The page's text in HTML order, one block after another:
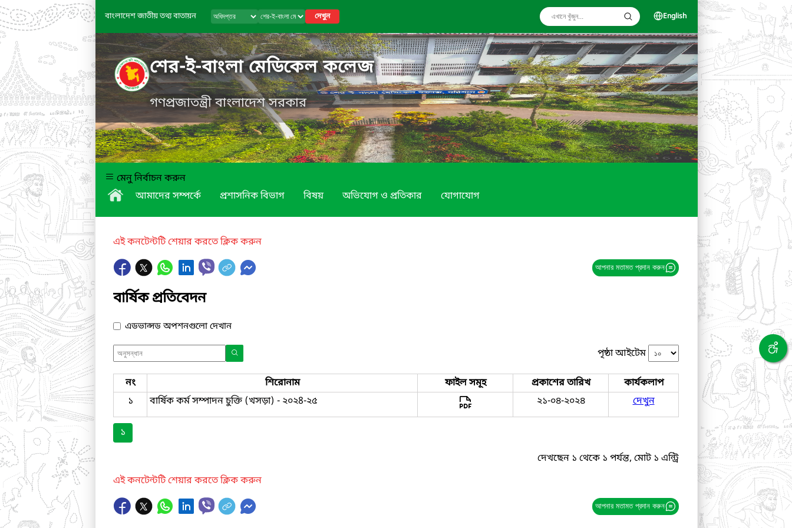
বাংলাদেশ জাতীয় তথ্য বাতায়ন দেখুন English
শের-ই-বাংলা মেডিকেল কলেজ
গণপ্রজাতন্ত্রী বাংলাদেশ সরকার
মেনু নির্বাচন করুন
আমাদের সম্পর্কে
প্রশাসনিক বিভাগ বিষয় অভিযোগ ও প্রতিকার যোগাযোগ
এই কনটেন্টটি শেয়ার করতে ক্লিক করুন
আপনার মতামত প্রদান করুন
বার্ষিক প্রতিবেদন
এডভান্সড অপশনগুলো দেখান
পৃষ্ঠা আইটেম
নং শিরোনাম ফাইল সমূহ প্রকাশের তারিখ
কার্যকলাপ
১
বার্ষিক কর্ম সম্পাদন চুক্তি (খসড়া) - ২০২8-২৫ ২১-০৪-২০২৪ দেখুন
১
দেখছেন ১ থেকে ১ পর্যন্ত, মোট ১ এন্ট্রি
এই কনটেন্টটি শেয়ার করতে ক্লিক করুন
আপনার মতামত প্রদান করুন